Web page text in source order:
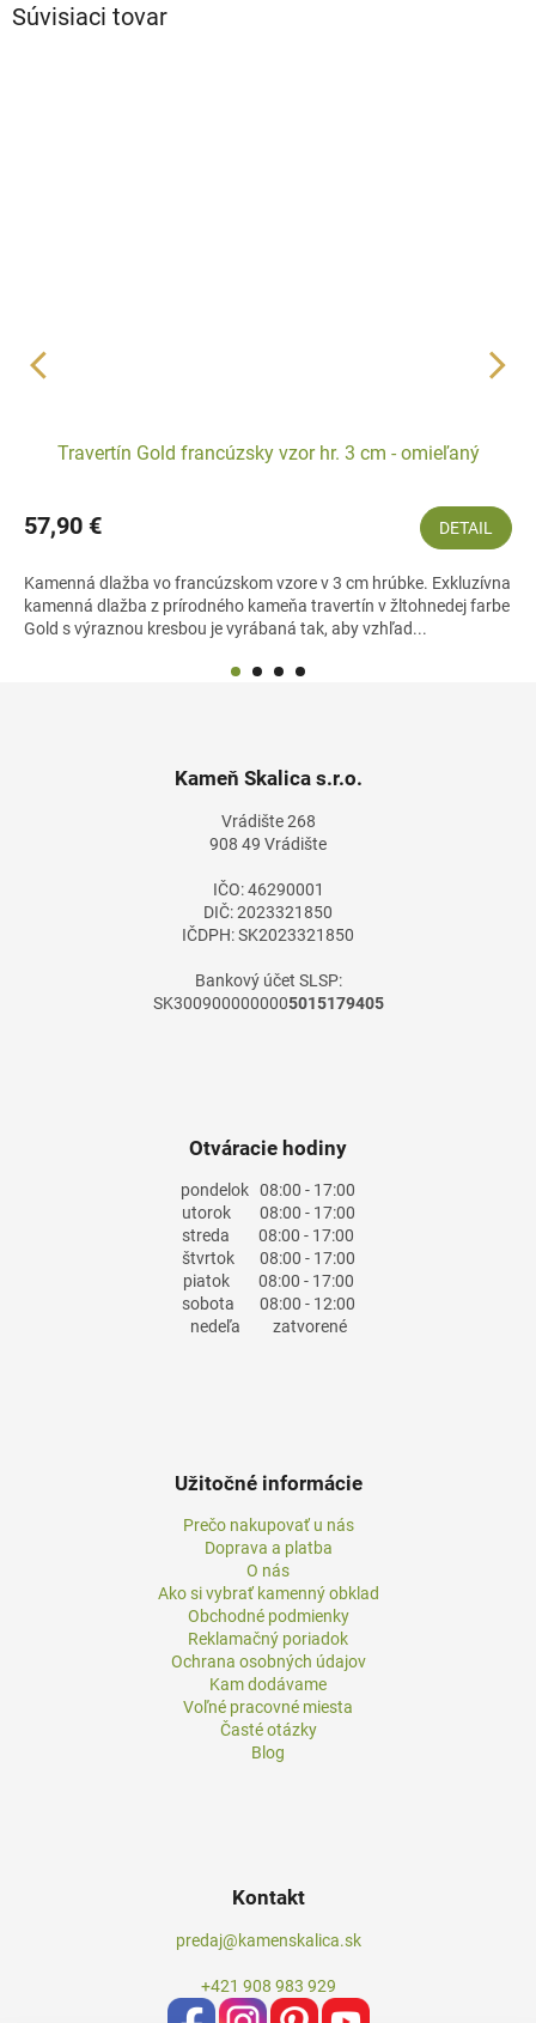
Súvisiaci tovar
Travertín Gold francúzsky vzor hr. 3 cm - omieľaný
57,90 € DETAIL
Kamenná dlažba vo francúzskom vzore v 3 cm hrúbke. Exkluzívna
kamenná dlažba z prírodného kameňa travertín v žltohnedej farbe
Gold s výraznou kresbou je vyrábaná tak, aby vzhľad...
Kameň Skalica s.r.o.
Vrádište 268
908 49 Vrádište
IČO: 46290001
DIČ: 2023321850
IČDPH: SK2023321850
Bankový účet SLSP:
SK3009000000005015179405
Otváracie hodiny
pondelok 08:00 - 17:00
utorok08:00 - 17:00
streda 08:00 - 17:00
štvrtok08:00 - 17:00
piatok08:00 - 17:00
sobota 08:00 - 12:00
nedeľa zatvorené
Užitočné informácie
Prečo nakupovať u nás
Doprava a platba
O nás
Ako si vybrať kamenný obklad
Obchodné podmienky
Reklamačný poriadok
Ochrana osobných údajov
Kam dodávame
Voľné pracovné miesta
Časté otázky
Blog
Kontakt
predaj@kamenskalica.sk
+421 908 983 929